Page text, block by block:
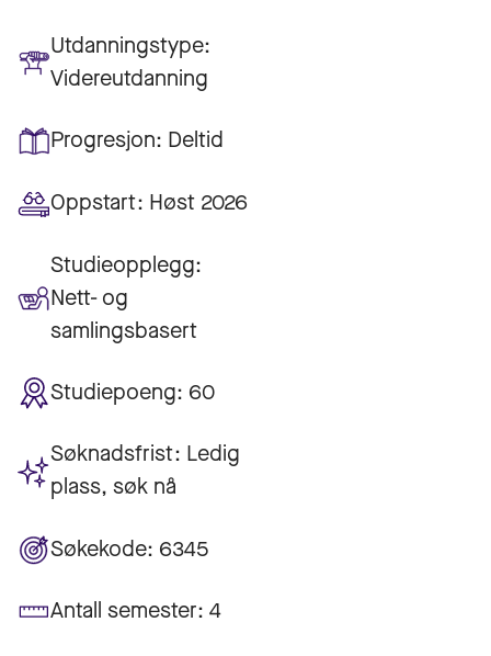
Utdanningstype:
Videreutdanning
Progresjon: Deltid
Oppstart: Høst 2026
Studieopplegg:
Nett- og
samlingsbasert
Studiepoeng: 60
Søknadsfrist: Ledig
plass, søk nå
Søkekode: 6345
Antall semester: 4